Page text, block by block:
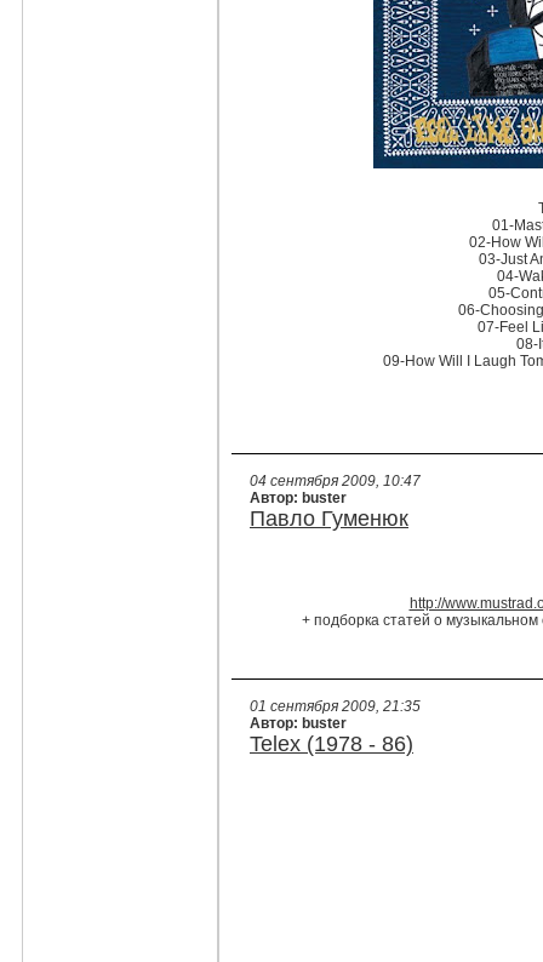
01-
02-How
03-Just
04-
05-
06-
07-Feel
08-
09-How Will I Laugh
04 сентября 2009, 10:47
Автор: buster
Павло Гуменюк
http://
+ подборка статей о музыкальном
01 сентября 2009, 21:35
Автор: buster
Telex (1978 - 86)